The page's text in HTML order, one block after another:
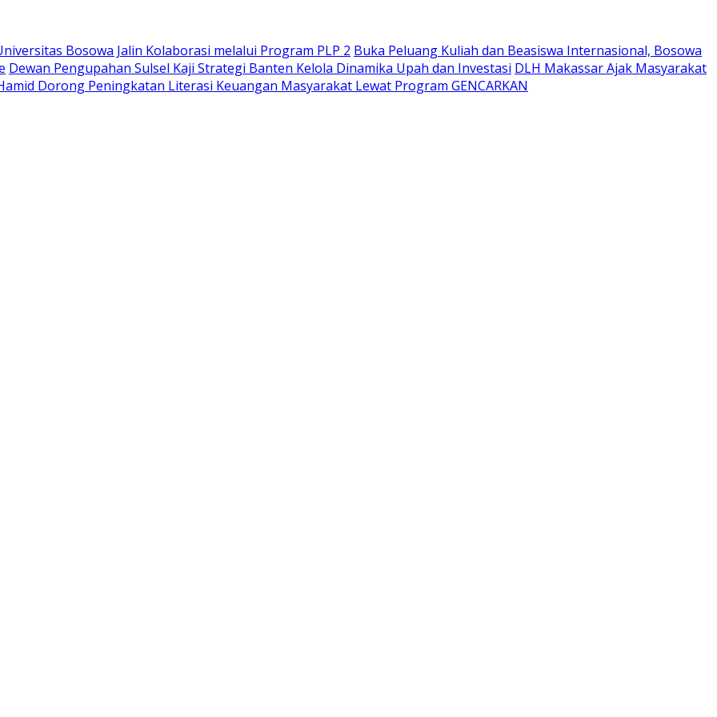
Bosowa Jalin Kolaborasi melalui Program PLP 2 Buka Peluang Kuliah dan Beasiswa Internasional, Bosowa
Dewan Pengupahan Sulsel Kaji Strategi Banten Kelola Dinamika Upah dan Investasi DLH Makassar Ajak Masyarakat
Dorong Peningkatan Literasi Keuangan Masyarakat Lewat Program GENCARKAN